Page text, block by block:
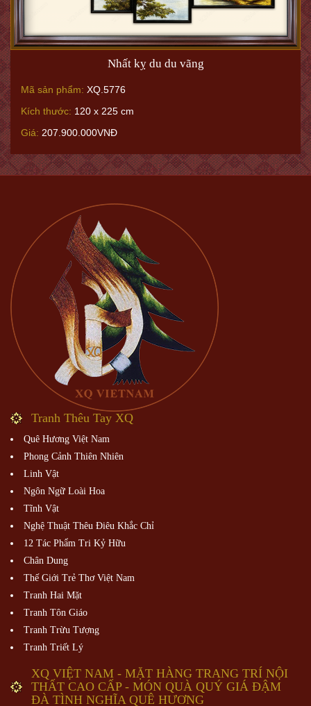
Nhất kỵ du du vãng
Mã sản phẩm: XQ.5776
Kích thước: 120 x 225 cm
Giá: 207.900.000VNĐ
Tranh Thêu Tay XQ
Quê Hương Việt Nam
Phong Cảnh Thiên Nhiên
Linh Vật
Ngôn Ngữ Loài Hoa
Tĩnh Vật
Nghệ Thuật Thêu Điêu Khắc Chỉ
12 Tác Phẩm Tri Kỷ Hữu
Chân Dung
Thế Giới Trẻ Thơ Việt Nam
Tranh Hai Mặt
Tranh Tôn Giáo
Tranh Trừu Tượng
Tranh Triết Lý
XQ VIỆT NAM - MẶT HÀNG TRANG TRÍ NỘI
THẤT CAO CẤP - MÓN QUÀ QUÝ GIÁ ĐẬM
ĐÀ TÌNH NGHĨA QUÊ HƯƠNG